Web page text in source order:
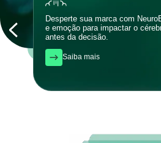
Desperte sua marca com
e emoção para impactar o
antes da decisão.
Saiba mais